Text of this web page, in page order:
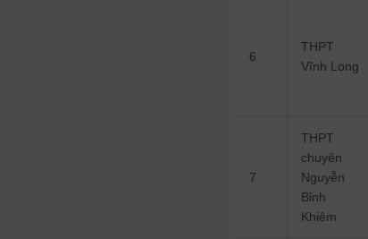
6
THPT
Vĩnh Long
7
THPT
chuyên
Nguyễn
Bỉnh
Khiêm